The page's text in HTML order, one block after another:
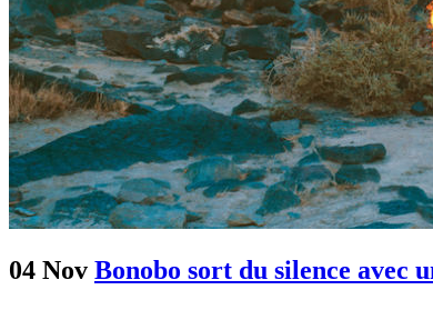
04 Nov Bonobo sort du silence avec